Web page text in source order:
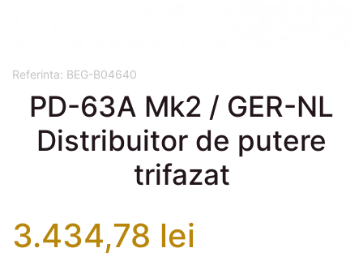
Referinta: BEG-B04640
PD-63A Mk2 / GER-NL
Distribuitor de putere
trifazat
3.434,78 lei